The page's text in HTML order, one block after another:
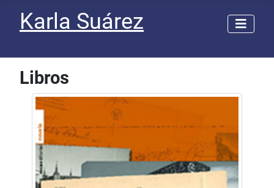
Karla Suárez
Libros